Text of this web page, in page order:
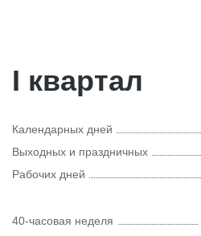
I квартал
Календарных дней
Выходных и праздничных
Рабочих дней
40-часовая неделя